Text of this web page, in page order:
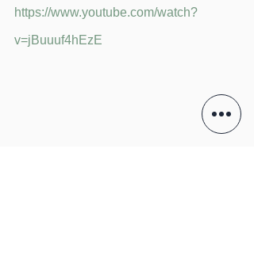
https://www.youtube.com/watch?
v=jBuuuf4hEzE